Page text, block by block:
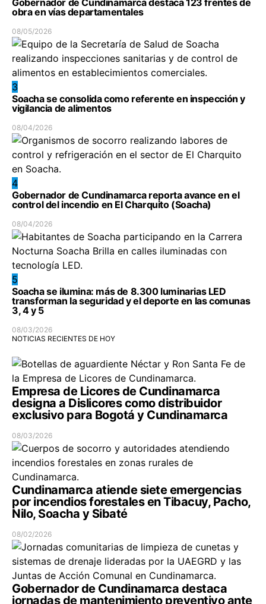
Gobernador de Cundinamarca destaca 123 frentes de
obra en vías departamentales
08/05/2026
3
Soacha se consolida como referente en inspección y
vigilancia de alimentos
08/04/2026
4
Gobernador de Cundinamarca reporta avance en el
control del incendio en El Charquito (Soacha)
08/04/2026
5
Soacha se ilumina: más de 8.300 luminarias LED
transforman la seguridad y el deporte en las comunas
3, 4 y 5
08/03/2026
NOTICIAS RECIENTES DE HOY
Empresa de Licores de Cundinamarca
designa a Dislicores como distribuidor
exclusivo para Bogotá y Cundinamarca
08/03/2026
Cundinamarca atiende siete emergencias
por incendios forestales en Tibacuy, Pacho,
Nilo, Soacha y Sibaté
08/02/2026
Gobernador de Cundinamarca destaca
jornadas de mantenimiento preventivo ante